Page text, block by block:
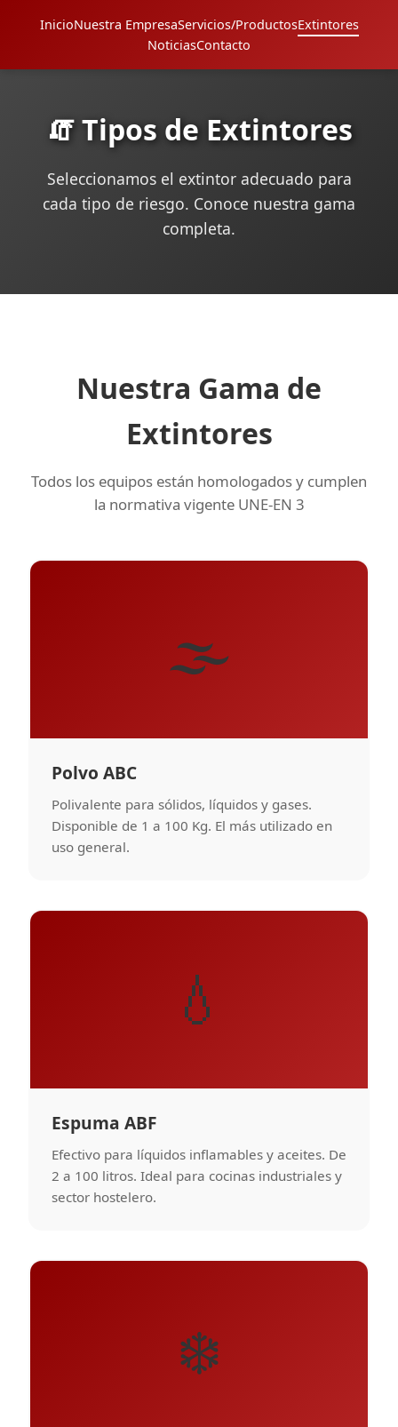
InicioNuestra EmpresaServicios/ProductosExtintores
NoticiasContacto
🧯 Tipos de Extintores
Seleccionamos el extintor adecuado para
cada tipo de riesgo. Conoce nuestra gama
completa.
Nuestra Gama de
Extintores
Todos los equipos están homologados y cumplen
la normativa vigente UNE-EN 3
🌫️
Polvo ABC
Polivalente para sólidos, líquidos y gases.
Disponible de 1 a 100 Kg. El más utilizado en
uso general.
💧
Espuma ABF
Efectivo para líquidos inflamables y aceites. De
2 a 100 litros. Ideal para cocinas industriales y
sector hostelero.
❄️